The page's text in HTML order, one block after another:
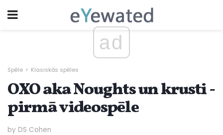
ad
Spēle Klasiskās spēles
OXO aka Noughts un krusti -
pirmā videospēle
by DS Cohen